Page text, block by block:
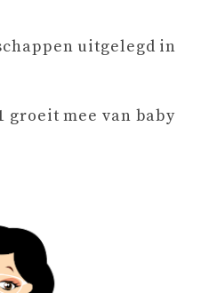
uitgelegd in
groeit mee van baby